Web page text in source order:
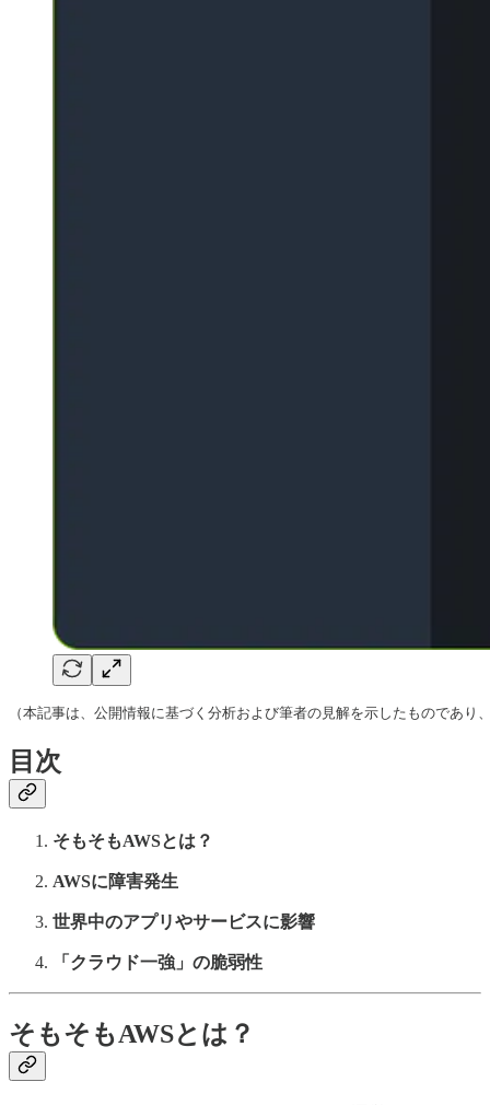
（本記事は、公開情報に基づく分析および筆者の見解を示したものであ
目次
そもそもAWSとは？
AWSに障害発生
世界中のアプリやサービスに影響
「クラウド一強」の脆弱性
そもそもAWSとは？